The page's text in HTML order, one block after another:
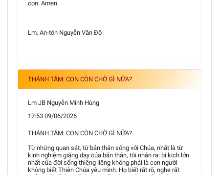
con. Amen.
Lm. An-tôn Nguyễn Văn Độ
THÁNH TÂM: CON CÒN CHỜ GÌ NỮA?
Lm JB Nguyễn Minh Hùng
17:53 09/06/2026
THÁNH TÂM: CON CÒN CHỜ GÌ NỮA?
Từ những quan sát, từ bản thân sống với Chúa, nhất là từ
kinh nghiệm giảng dạy của bản thân, tôi nhận ra: bi kịch lớn
nhất của đời sống thiêng liêng không phải là con người
không biết Thiên Chúa yêu mình. Họ biết rất rõ, nghe rất